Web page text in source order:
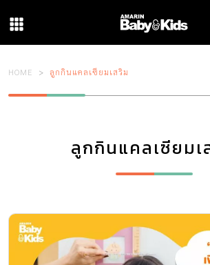
HOME ลูกกินแคลเซียมเสริม
ลูกกินแคลเซียมเ